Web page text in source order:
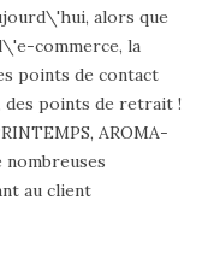
alors que
commerce, la
points de contact
des points de retrait !
AROMA-
au client